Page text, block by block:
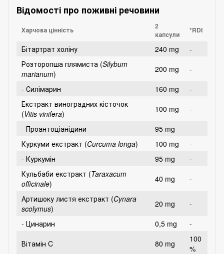
Відомості про поживні речовини
Харчова цінність
2
капсули
*RDI
Бітартрат холіну 240 mg
-
Розторопша плямиста (Silybum
marianum) 200 mg
-
- Силімарин
160 mg
-
Екстракт виноградних кісточок
(Vitis vinifera) 100 mg
-
- Проантоціанідини
95 mg
-
Куркуми екстракт (Curcuma longa) 100 mg
-
- Куркумін
95 mg
-
Кульбаби екстракт (Taraxacum
officinale) 40 mg
-
Артишоку листя екстракт (Cynara
scolymus) 20 mg
-
- Цинарин
0,5 mg
-
Вітамін C
80 mg
100
%